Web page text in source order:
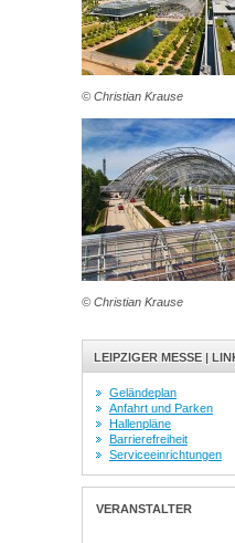
© Christian Krause
© Christian Krause
LEIPZIGER MESSE |
Geländeplan
Anfahrt und Parken
Hallenpläne
Barrierefreiheit
Serviceeinrichtungen
VERANSTALTER